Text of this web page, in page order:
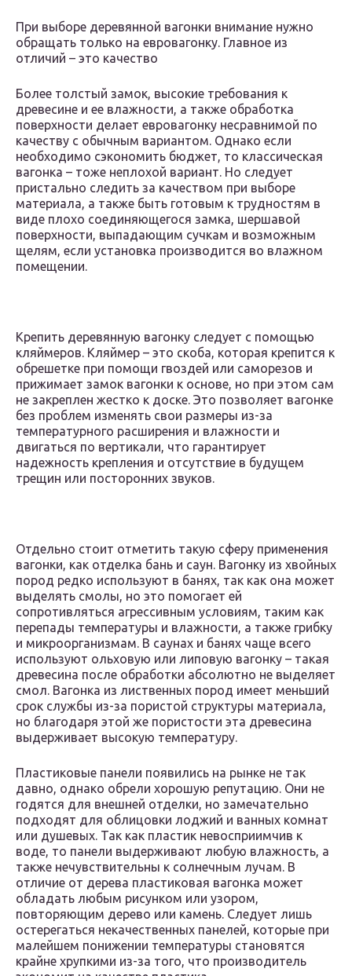
При выборе деревянной вагонки внимание нужно
обращать только на евровагонку. Главное из
отличий – это качество
Более толстый замок, высокие требования к
древесине и ее влажности, а также обработка
поверхности делает евровагонку несравнимой по
качеству с обычным вариантом. Однако если
необходимо сэкономить бюджет, то классическая
вагонка – тоже неплохой вариант. Но следует
пристально следить за качеством при выборе
материала, а также быть готовым к трудностям в
виде плохо соединяющегося замка, шершавой
поверхности, выпадающим сучкам и возможным
щелям, если установка производится во влажном
помещении.
Крепить деревянную вагонку следует с помощью
кляймеров. Кляймер – это скоба, которая крепится к
обрешетке при помощи гвоздей или саморезов и
прижимает замок вагонки к основе, но при этом сам
не закреплен жестко к доске. Это позволяет вагонке
без проблем изменять свои размеры из-за
температурного расширения и влажности и
двигаться по вертикали, что гарантирует
надежность крепления и отсутствие в будущем
трещин или посторонних звуков.
Отдельно стоит отметить такую сферу применения
вагонки, как отделка бань и саун. Вагонку из хвойных
пород редко используют в банях, так как она может
выделять смолы, но это помогает ей
сопротивляться агрессивным условиям, таким как
перепады температуры и влажности, а также грибку
и микроорганизмам. В саунах и банях чаще всего
используют ольховую или липовую вагонку – такая
древесина после обработки абсолютно не выделяет
смол. Вагонка из лиственных пород имеет меньший
срок службы из-за пористой структуры материала,
но благодаря этой же пористости эта древесина
выдерживает высокую температуру.
Пластиковые панели появились на рынке не так
давно, однако обрели хорошую репутацию. Они не
годятся для внешней отделки, но замечательно
подходят для облицовки лоджий и ванных комнат
или душевых. Так как пластик невосприимчив к
воде, то панели выдерживают любую влажность, а
также нечувствительны к солнечным лучам. В
отличие от дерева пластиковая вагонка может
обладать любым рисунком или узором,
повторяющим дерево или камень. Следует лишь
остерегаться некачественных панелей, которые при
малейшем понижении температуры становятся
крайне хрупкими из-за того, что производитель